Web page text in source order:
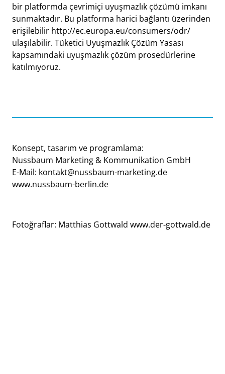
bir platformda çevrimiçi uyuşmazlık çözümü imkanı
sunmaktadır. Bu platforma harici bağlantı üzerinden
erişilebilir http://ec.europa.eu/consumers/odr/
ulaşılabilir. Tüketici Uyuşmazlık Çözüm Yasası
kapsamındaki uyuşmazlık çözüm prosedürlerine
katılmıyoruz.
Konsept, tasarım ve programlama:
Nussbaum Marketing & Kommunikation GmbH
E-Mail: kontakt@nussbaum-marketing.de
www.nussbaum-berlin.de
Fotoğraflar: Matthias Gottwald www.der-gottwald.de